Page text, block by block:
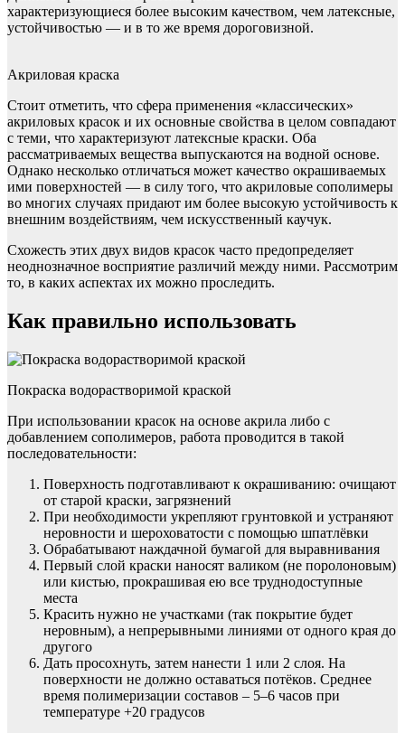
характеризующиеся более высоким качеством, чем латексные,
устойчивостью — и в то же время дороговизной.
Акриловая краска
Стоит отметить, что сфера применения «классических»
акриловых красок и их основные свойства в целом совпадают
с теми, что характеризуют латексные краски. Оба
рассматриваемых вещества выпускаются на водной основе.
Однако несколько отличаться может качество окрашиваемых
ими поверхностей — в силу того, что акриловые сополимеры
во многих случаях придают им более высокую устойчивость к
внешним воздействиям, чем искусственный каучук.
Схожесть этих двух видов красок часто предопределяет
неоднозначное восприятие различий между ними. Рассмотрим
то, в каких аспектах их можно проследить.
Как правильно использовать
Покраска водорастворимой краской
При использовании красок на основе акрила либо с
добавлением сополимеров, работа проводится в такой
последовательности:
Поверхность подготавливают к окрашиванию: очищают
от старой краски, загрязнений
При необходимости укрепляют грунтовкой и устраняют
неровности и шероховатости с помощью шпатлёвки
Обрабатывают наждачной бумагой для выравнивания
Первый слой краски наносят валиком (не поролоновым)
или кистью, прокрашивая ею все труднодоступные
места
Красить нужно не участками (так покрытие будет
неровным), а непрерывными линиями от одного края до
другого
Дать просохнуть, затем нанести 1 или 2 слоя. На
поверхности не должно оставаться потёков. Среднее
время полимеризации составов – 5–6 часов при
температуре +20 градусов